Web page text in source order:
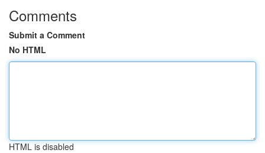
Comments
Submit a Comment
No HTML
HTML is disabled